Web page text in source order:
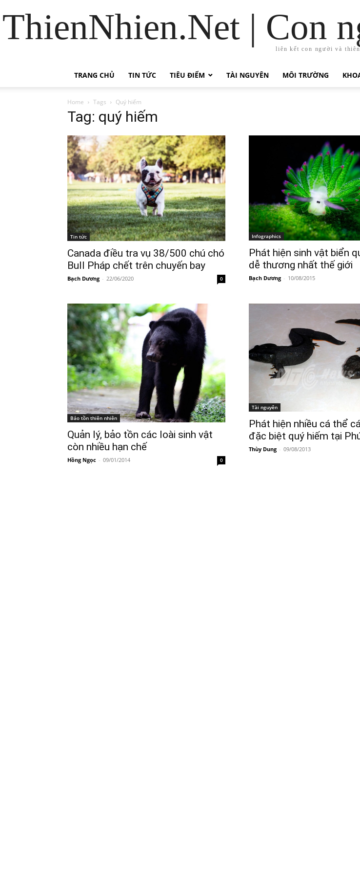
ThienNhien.Net | Con
liên kết con người và
TRANG CHỦ TIN TỨC TIÊU ĐIỂM TÀI NGUYÊN MÔI TRƯỜNG
Home Tags Quý hiếm
Tag: quý hiếm
Tin tức
Canada điều tra vụ 38/500 chú chó
Bull Pháp chết trên chuyến bay
Bạch Dương - 22/06/2020 0
Infographics
Phát hiện sinh vật biển
dễ thương nhất thế giới
Bạch Dương - 10/08/2015
Bảo tồn thiên nhiên
Quản lý, bảo tồn các loài sinh vật
còn nhiều hạn chế
Hồng Ngọc - 09/01/2014 0
Tài nguyên
Phát hiện nhiều cá thể
đặc biệt quý hiếm tại
Thùy Dung - 09/08/2013